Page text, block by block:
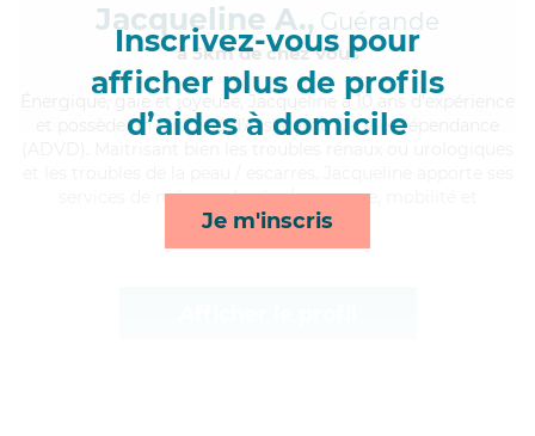
Inscrivez-vous pour
afficher plus de profils
d’aides à domicile
Je m'inscris
Jacqueline A., Guérande
à 5km de chez Vous
, gaie et joyeuse, Jacqueline a 10 ans d'expérience
et possède un diplôme d'Assistante De Vie Dépendance
services de ménage, lessive/repassage, mobilité et
courses/livraison*